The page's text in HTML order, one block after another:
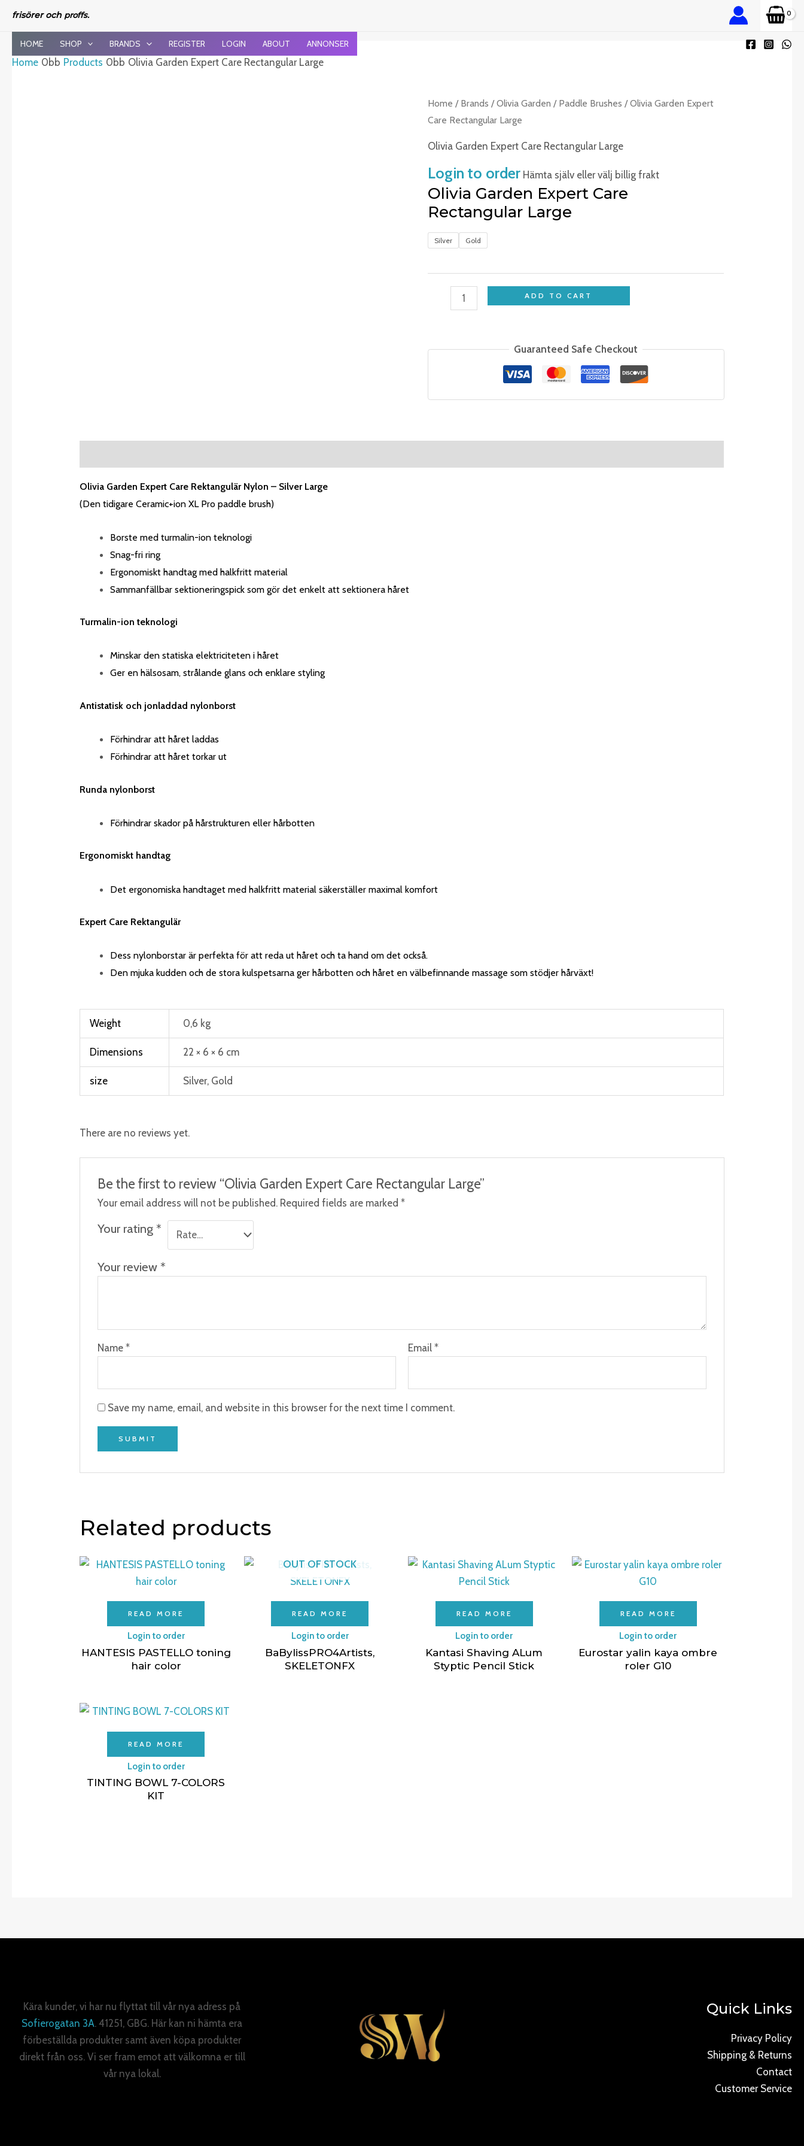
content
frisörer och proffs.
HOME SHOP BRANDS REGISTER LOGIN ABOUT ANNONSER
Home Products Olivia Garden Expert Care Rectangular Large
Home / Brands /Olivia Garden / Paddle Brushes / Olivia Garden Expert
Care Rectangular Large
Olivia Garden Expert Care Rectangular Large
Login to order Hämta själv eller välj billig frakt
Olivia Garden Expert Care
Rectangular Large
Silver Gold
Olivia
Garden
Care
Rectangular
Large
ADD TO CART
Guaranteed Safe Checkout
Olivia Garden Expert Care Rektangulär Nylon – Silver Large
(Den tidigare Ceramic+ion XL Pro paddle brush)
Borste med turmalin-ion teknologi
Snag-fri ring
Ergonomiskt handtag med halkfritt material
Sammanfällbar sektioneringspick som gör det enkelt att sektionera håret
Turmalin-ion teknologi
Minskar den statiska elektriciteten i håret
Ger en hälsosam, strålande glans och enklare styling
Antistatisk och jonladdad nylonborst
Förhindrar att håret laddas
Förhindrar att håret torkar ut
Runda nylonborst
Förhindrar skador på hårstrukturen eller hårbotten
Ergonomiskt handtag
Det ergonomiska handtaget med halkfritt material säkerställer maximal komfort
Expert Care Rektangulär
Dess nylonborstar är perfekta för att reda ut håret och ta hand om det också.
Den mjuka kudden och de stora kulspetsarna ger hårbotten och håret en välbefinnande massage som stödjer hårväxt!
Weight 0,6 kg
Dimensions 22 × 6 × 6 cm
size Silver, Gold
There are no reviews yet.
Be the first to review “Olivia Garden Expert Care Rectangular Large”
Your email address will not be published. Required fields are marked *
Your rating *
Your review *
Name * Email*
Save my name, email, and website in this browser for the next time I comment.
Related products
READ MORE
Login to order
HANTESIS PASTELLO toning
hair color
OUT OF STOCK
READ MORE
Login to order
BaBylissPRO4Artists,
SKELETONFX
READ MORE
Login to order
Kantasi Shaving ALum
Styptic Pencil Stick
READ MORE
Login to order
Eurostar yalin kaya ombre
roler G10
READ MORE
Login to order
TINTING BOWL 7-COLORS
KIT
Kära kunder, vi har nu flyttat till vår nya adress på
Sofierogatan 3A. 41251, GBG. Här kan ni hämta era
förbeställda produkter samt även köpa produkter
direkt från oss. Vi ser fram emot att välkomna er till
vår nya lokal.
Quick Links
Privacy Policy
Shipping & Returns
Contact
Customer Service